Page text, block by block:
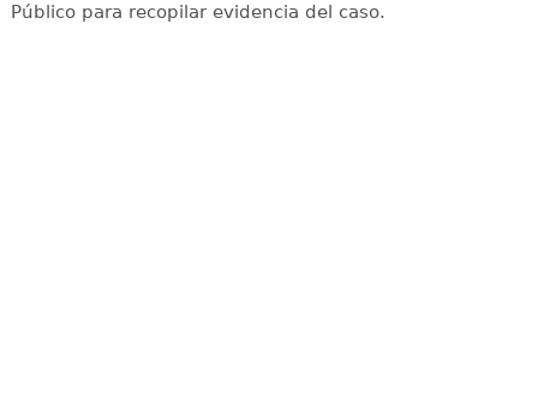
Público para recopilar evidencia del caso.